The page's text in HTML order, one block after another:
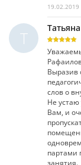
19.02.2019
Т
Татьяна
Выразив
слов о
Не
Вам, и
партами
занятия.